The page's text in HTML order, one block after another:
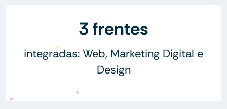
3 frentes
integradas: Web, Marketing Digital e
Design